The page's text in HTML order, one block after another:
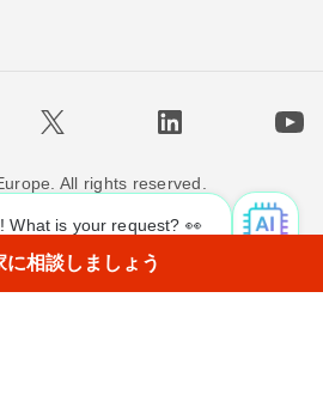
What is your request? 👀
All rights reserved.
に相談しましょう